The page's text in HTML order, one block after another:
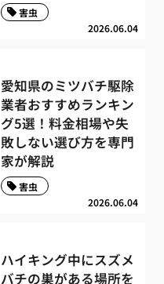
2026.06.04
害虫
愛知県のミツバチ駆除
業者おすすめランキン
グ5選！料金相場や失
敗しない選び方を専門
家が解説
2026.06.04
害虫
ハイキング中にスズメ
バチの巣がある場所を